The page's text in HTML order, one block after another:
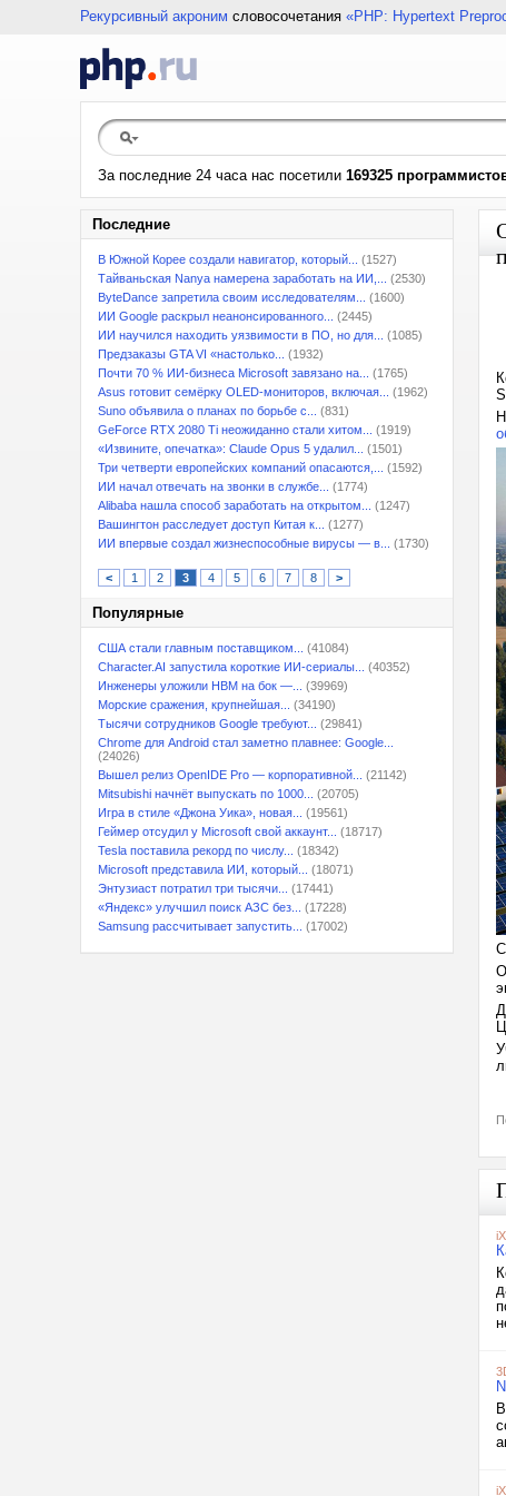
Рекурсивный акроним словосочетания «PHP: Hypertext
За последние 24 часа нас посетили 169325
Последние
В Южной Корее создали навигатор, который...
(1527)
Тайваньская Nanya намерена заработать на ИИ,...
(2530)
ByteDance запретила своим исследователям...
(1600)
ИИ Google раскрыл неанонсированного...
(2445)
ИИ научился находить уязвимости в ПО, но для...
(1085)
Предзаказы GTA VI «настолько...
(1932)
Почти 70 % ИИ-бизнеса Microsoft завязано на...
(1765)
Asus готовит семёрку OLED-мониторов, включая...
(1962)
Suno объявила о планах по борьбе с...
(831)
GeForce RTX 2080 Ti неожиданно стали хитом...
(1919)
«Извините, опечатка»: Claude Opus 5 удалил...
(1501)
Три четверти европейских компаний опасаются,...
(1592)
ИИ начал отвечать на звонки в службе...
(1774)
Alibaba нашла способ заработать на открытом...
(1247)
Вашингтон расследует доступ Китая к...
(1277)
ИИ впервые создал жизнеспособные вирусы — в...
(1730)
< 1 2 3 4 5 6 7 8 >
Популярные
США стали главным поставщиком...
(41084)
Character.AI запустила короткие ИИ-сериалы...
(40352)
Инженеры уложили HBM на бок —...
(39969)
Морские сражения, крупнейшая...
(34190)
Тысячи сотрудников Google требуют...
(29841)
Chrome для Android стал заметно плавнее: Google...
(24026)
Вышел релиз OpenIDE Pro — корпоративной...
(21142)
Mitsubishi начнёт выпускать по 1000...
(20705)
Игра в стиле «Джона Уика», новая...
(19561)
Геймер отсудил у Microsoft свой аккаунт...
(18717)
Tesla поставила рекорд по числу...
(18342)
Microsoft представила ИИ, который...
(18071)
Энтузиаст потратил три тысячи...
(17441)
«Яндекс» улучшил поиск АЗС без...
(17228)
Samsung рассчитывает запустить...
(17002)